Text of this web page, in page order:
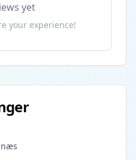
yet
your experience!